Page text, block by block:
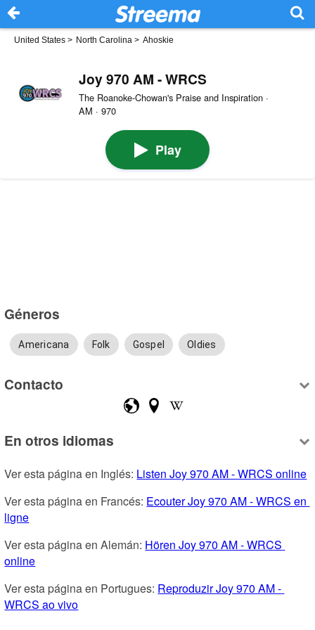
United States > North Carolina > Ahoskie
Joy 970 AM - WRCS
The Roanoke-Chowan's Praise and Inspiration ·
AM · 970
Play
Géneros
Americana Folk Gospel Oldies
Contacto
En otros idiomas
Ver esta página en Inglés: Listen Joy 970 AM - WRCS online
Ver esta página en Francés: Ecouter Joy 970 AM - WRCS en
ligne
Ver esta página en Alemán: Hören Joy 970 AM - WRCS
online
Ver esta página en Portugues: Reproduzir Joy 970 AM -
WRCS ao vivo